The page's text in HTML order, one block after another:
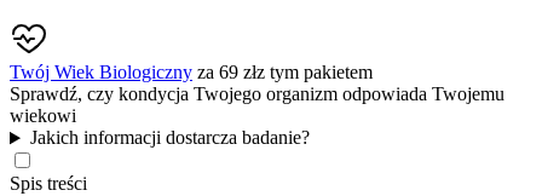
Twój Wiek Biologiczny za 69 złz tym pakietem
Sprawdź, czy kondycja Twojego organizm odpowiada Twojemu
wiekowi
Jakich informacji dostarcza badanie?
Spis treści